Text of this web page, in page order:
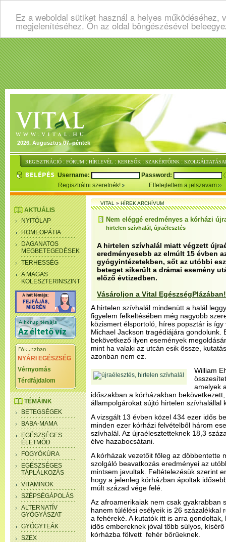
Ez a weboldal sütiket használ a helyes
megjelenítéséhez. Ön az oldal böngészésével
2026. Augusztus 07. péntek
REGISZTRÁCIÓ : FÓRUM : HÍRLEVÉL : KERESŐK : SZAKÉRTŐINK :
Username:
Password:
Regisztrálni szeretnék!
Elfelejtettem a jelszavam
AKTUÁLIS
NYITÓLAP
HOMEOPÁTIA
DAGANATOS
MEGBETEGEDÉSEK
TERHESSÉG
A MAGAS
KOLESZTERINSZINT
NYÁRI EGÉSZSÉG
Vérnyomás
Térdfájdalom
TÉMÁINK
BETEGSÉGEK
BABA-MAMA
EGÉSZSÉGES
ÉLETMÓD
FOGYÓKÚRA
EGÉSZSÉGES
TÁPLÁLKOZÁS
VITAMINOK
SZÉPSÉGÁPOLÁS
ALTERNATÍV
GYÓGYÁSZAT
GYÓGYTEÁK
SZEX
VITAL»HÍREK ARCHÍVUM
Nem eléggé eredményes a kórházi
hirtelen szívhalál, újraélesztés
A hirtelen szívhalál miatt végzett
eredményesebb az elmúlt 15 évben
gyógyintézetekben, sőt az utóbbi
beteget sikerült a drámai esemény
előző évtizedben.
Vásároljon a Vital EgészségPlázában!
A hirtelen szívhalál mindenütt a halál
figyelem felkeltésében még nagyobb
közismert élsportoló, híres popsztár is
Michael Jackson tragédiájára gondolunk.
bekövetkező ilyen események
mint ha valaki az utcán esik össze,
azonban nem ez.
William
amelyek
időszakban a kórházakban
állampolgárokat sújtó hirtelen szívhalállal
A vizsgált 13 évben közel 434 ezer idős
minden ezer kórházi felvételből három
szívhalál. Az újraélesztetteknek 18,3
élve hazabocsátani.
A kórházak vezetőit főleg az döbbentette
szolgáló beavatkozás eredményei az
mintsem javultak. Feltételezésük szerint
hogy a jelenleg kórházban ápoltak
múlt század vége felé.
Az afroamerikaiak nem csak gyakrabban
hanem túlélési esélyeik is 26 százalékkal
a fehéreké. A kutatók itt is arra
idős embereknek jóval több súlyos,
kórházba fölvett fehér bőrűeknek.